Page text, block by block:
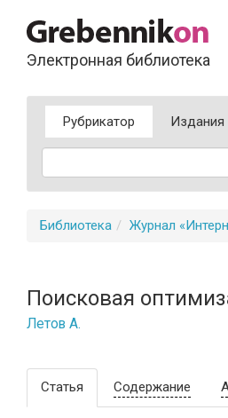
Электронная библиотека
Рубрикатор Издания
Библиотека Журнал
Поисковая
Летов А.
Статья Содержание